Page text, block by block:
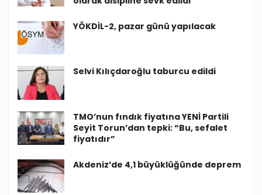
YÖKDİL-2, pazar günü yapılacak
Selvi Kılıçdaroğlu taburcu edildi
TMO’nun fındık fiyatına YENİ Partili
Seyit Torun’dan tepki: “Bu, sefalet
fiyatıdır”
Akdeniz’de 4,1 büyüklüğünde deprem